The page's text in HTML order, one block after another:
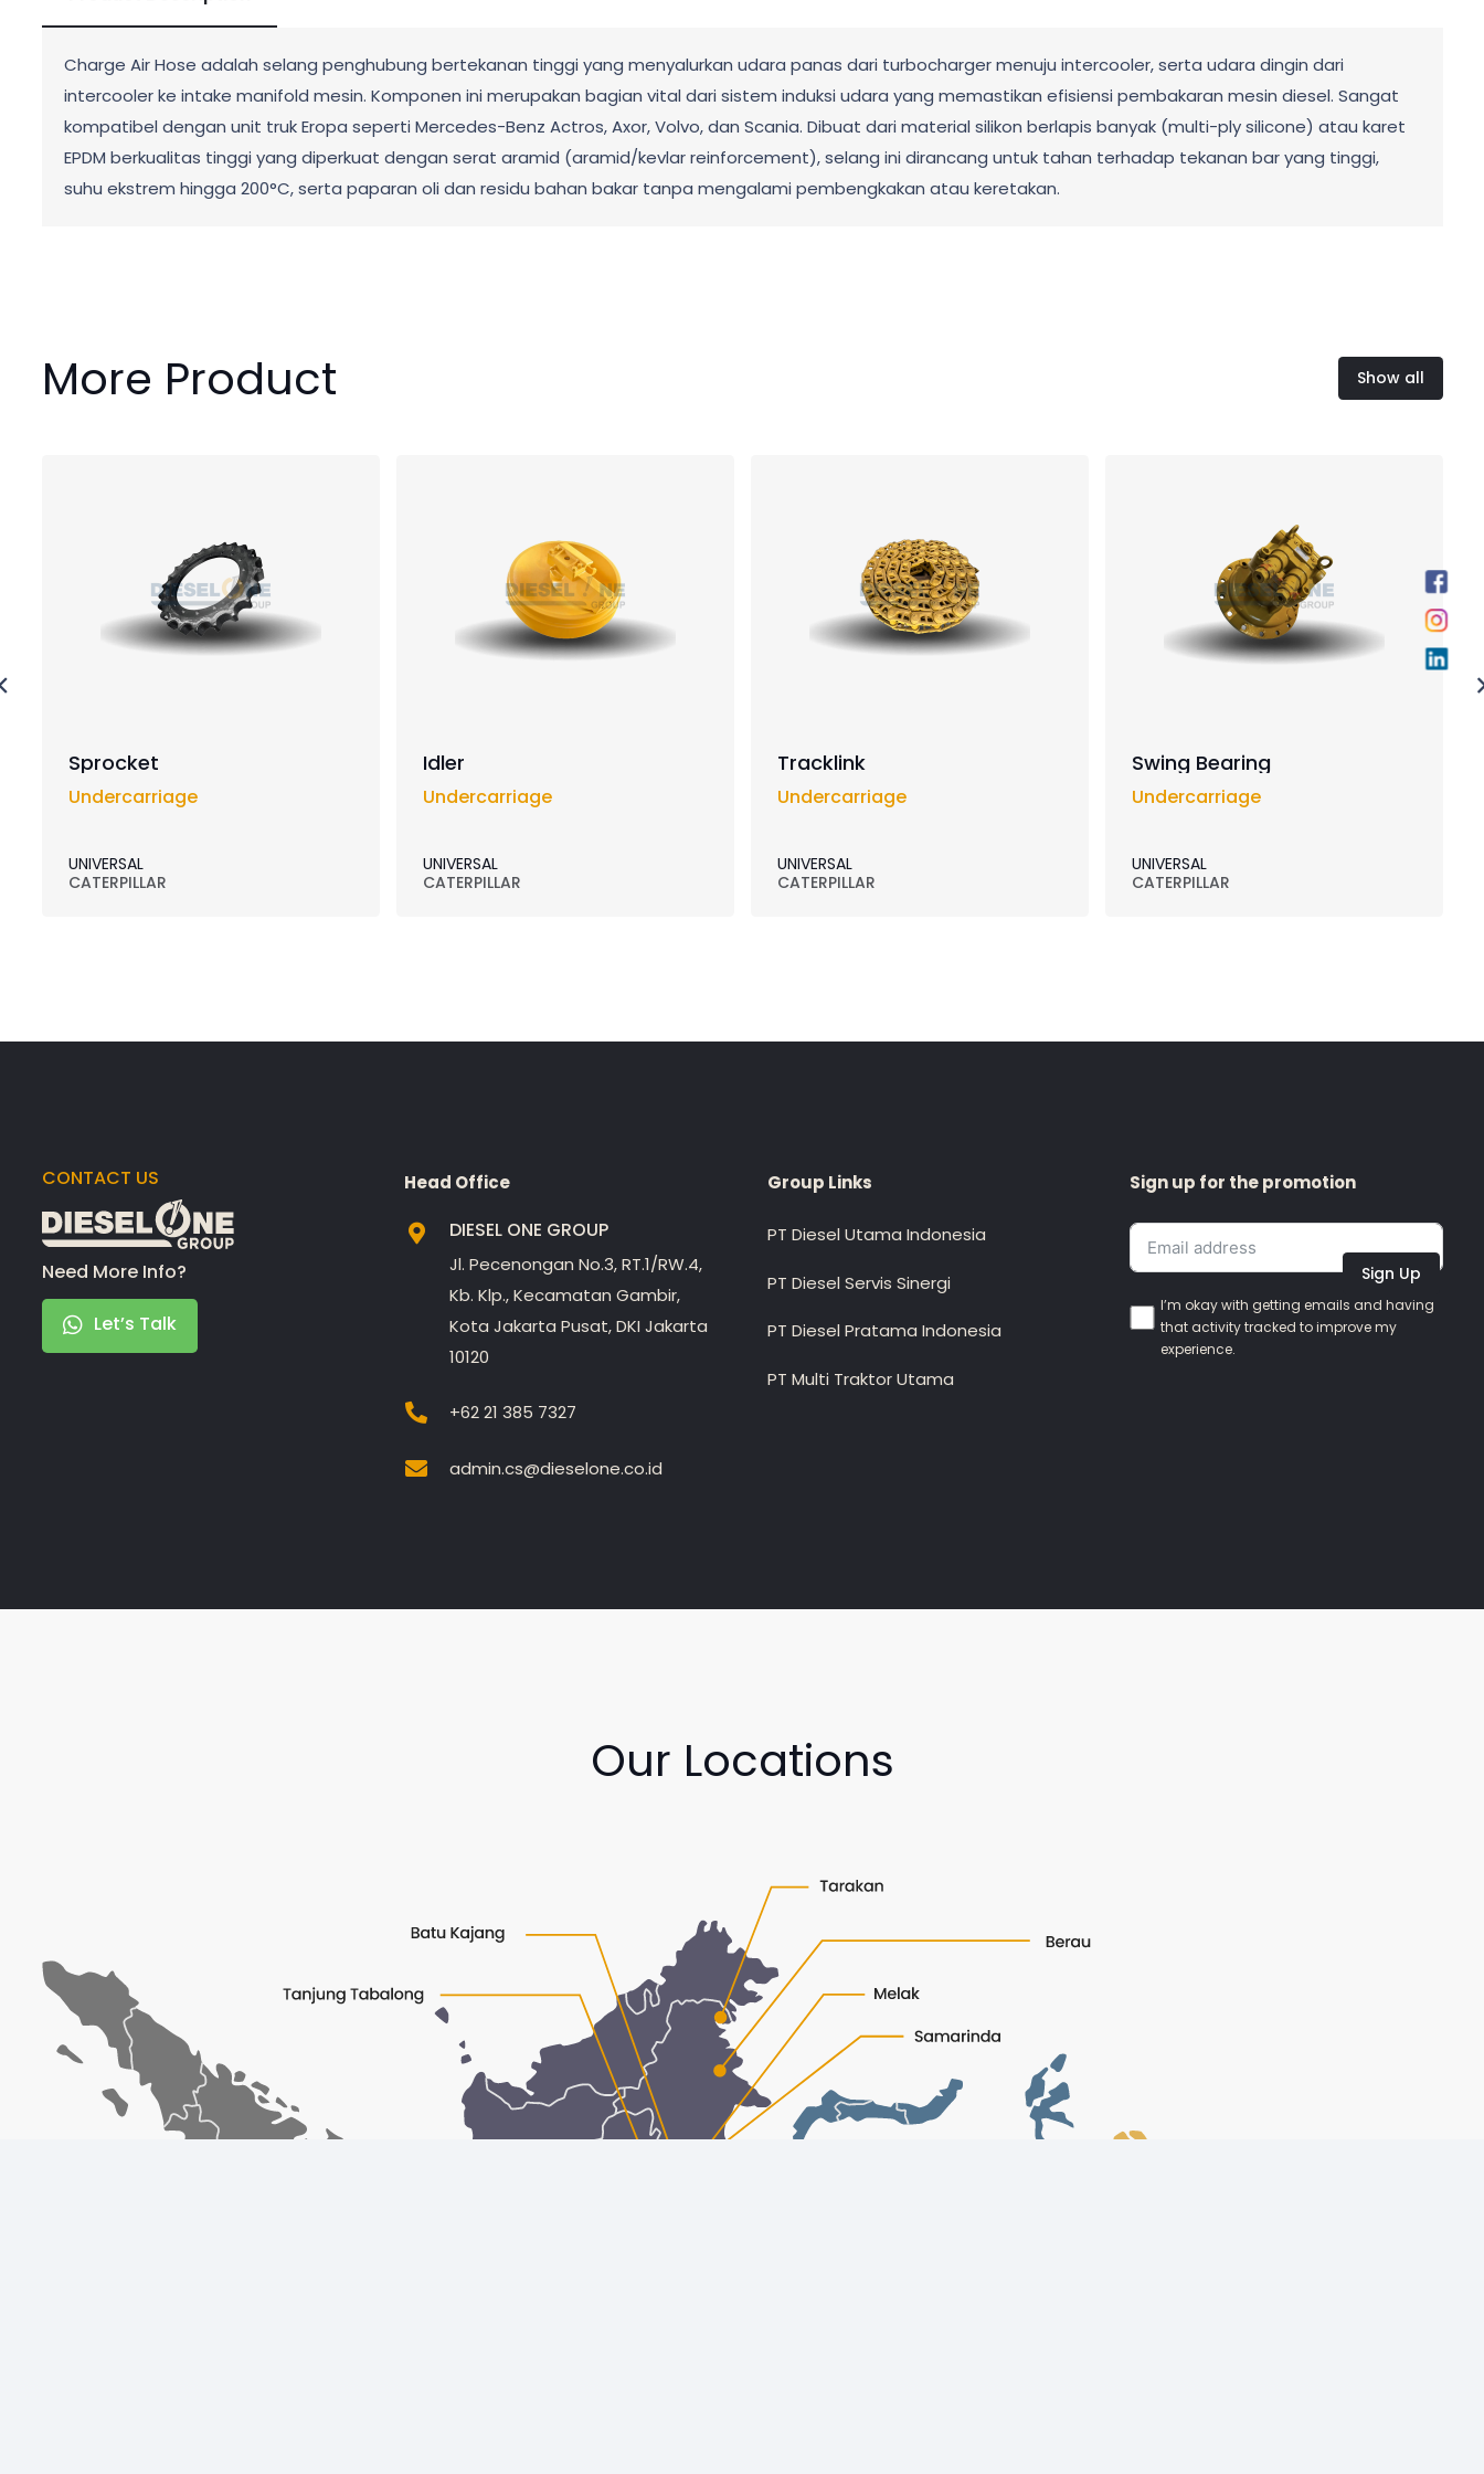
Charge Air Hose adalah selang penghubung bertekanan tinggi yang menyalurkan udara panas dari turbocharger menuju intercooler, serta udara dingin dari
intercooler ke intake manifold mesin. Komponen ini merupakan bagian vital dari sistem induksi udara yang memastikan efisiensi pembakaran mesin diesel. Sangat
kompatibel dengan unit truk Eropa seperti Mercedes-Benz Actros, Axor, Volvo, dan Scania. Dibuat dari material silikon berlapis banyak (multi-ply silicone) atau karet
EPDM berkualitas tinggi yang diperkuat dengan serat aramid (aramid/kevlar reinforcement), selang ini dirancang untuk tahan terhadap tekanan bar yang tinggi,
suhu ekstrem hingga 200°C, serta paparan oli dan residu bahan bakar tanpa mengalami pembengkakan atau keretakan.
More Product Show all
Sprocket
Undercarriage
UNIVERSAL
CATERPILLAR
Idler
Undercarriage
UNIVERSAL
CATERPILLAR
Tracklink
Undercarriage
UNIVERSAL
CATERPILLAR
Swing Bearing
Undercarriage
UNIVERSAL
CATERPILLAR
CONTACT US
Need More Info?
Let’s Talk
Head Office
DIESEL ONE GROUP
Jl. Pecenongan No.3, RT.1/RW.4,
Kb. Klp., Kecamatan Gambir,
Kota Jakarta Pusat, DKI Jakarta
10120
+62 21 385 7327
admin.cs@dieselone.co.id
Group Links
PT Diesel Utama Indonesia
PT Diesel Servis Sinergi
PT Diesel Pratama Indonesia
PT Multi Traktor Utama
Sign up for the promotion
Sign Up
I’m okay with getting emails and having
that activity tracked to improve my
experience.
Our Locations